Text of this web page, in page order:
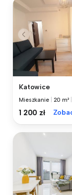
Katowice
Mieszkanie 20 m²
1 200 zł